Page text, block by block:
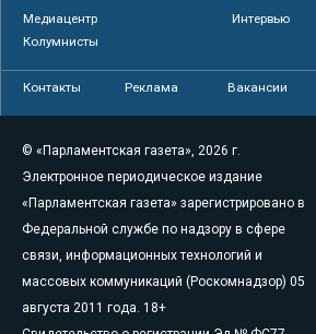
Медиацентр
Интервью
Колумнисты
Контакты Реклама Вакансии
© «Парламентская газета», 2026 г.
Электронное периодическое издание
«Парламентская газета» зарегистрировано в
Федеральной службе по надзору в сфере
связи, информационных технологий и
массовых коммуникаций (Роскомнадзор) 05
августа 2011 года. 18+